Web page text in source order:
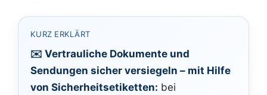
KURZ ERKLÄRT
✉️ Vertrauliche Dokumente und
Sendungen sicher versiegeln – mit Hilfe
von Sicherheitsetiketten: bei